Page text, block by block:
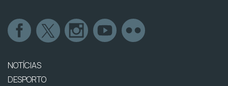
NOTÍCIAS
DESPORTO